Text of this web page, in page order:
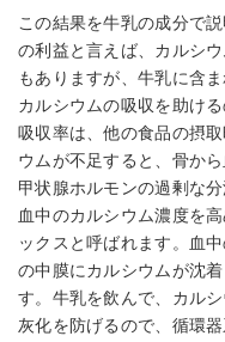
この結果を牛乳の成分で
の利益と言えば、カルシ
もありますが、牛乳に含
カルシウムの吸収を助け
吸収率は、他の食品の摂
ウムが不足すると、骨か
甲状腺ホルモンの過剰な
血中のカルシウム濃度を
ックスと呼ばれます。血
の中膜にカルシウムが沈
す。牛乳を飲んで、カル
灰化を防げるので、循環